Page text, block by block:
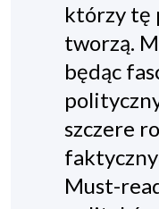
którzy tę
tworzą.
będąc
szczere
Must-